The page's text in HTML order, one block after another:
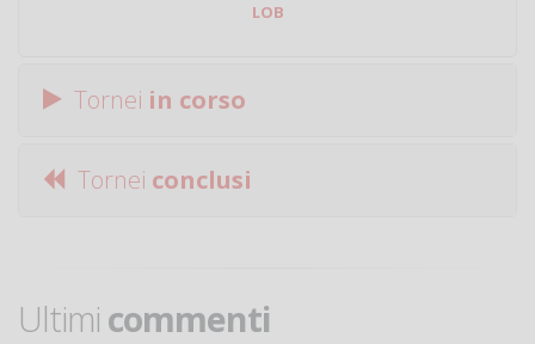
LOB
Tornei in corso
Tornei conclusi
Ultimi commenti